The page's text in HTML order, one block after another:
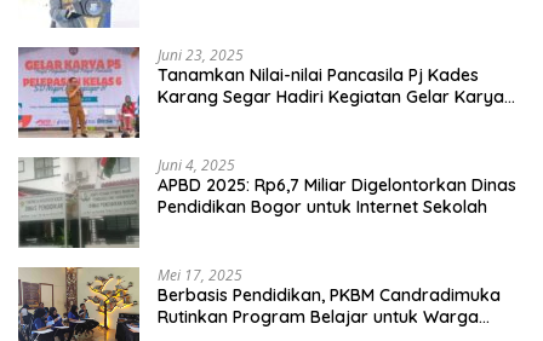
Juni 23, 2025
Tanamkan Nilai-nilai Pancasila Pj Kades
Karang Segar Hadiri Kegiatan Gelar Karya
Juni 4, 2025
APBD 2025: Rp6,7 Miliar Digelontorkan Dinas
Pendidikan Bogor untuk Internet Sekolah
Mei 17, 2025
Berbasis Pendidikan, PKBM Candradimuka
Rutinkan Program Belajar untuk Warga